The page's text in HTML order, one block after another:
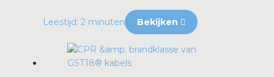
Leestijd: 2 minuten Bekijken